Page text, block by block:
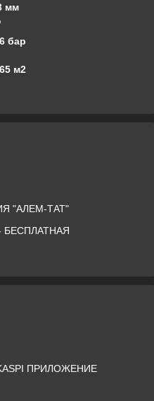
мм
бар
м2
"АЛЕМ-ТАТ"
БЕСПЛАТНАЯ
ПРИЛОЖЕНИЕ